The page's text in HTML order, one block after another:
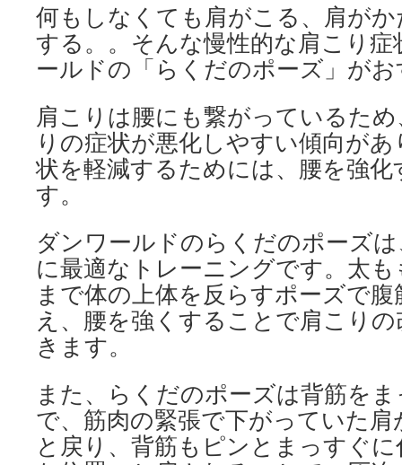
キ何もしなくても肩がこる、肩が
する。。そんな慢性的な肩こり
ールドの「らくだのポーズ」が
肩こりは腰にも繋がっているた
りの症状が悪化しやすい傾向が
状を軽減するためには、腰を強
す。
ダンワールドのらくだのポーズ
に最適なトレーニングです。太
まで体の上体を反らすポーズで
え、腰を強くすることで肩こり
きます。
また、らくだのポーズは背筋を
で、筋肉の緊張で下がっていた
と戻り、背筋もピンとまっすぐ